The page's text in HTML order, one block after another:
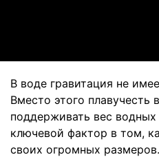
В воде гравитация не
Вместо этого плавучесть
поддерживать вес
ключевой фактор в том,
своих огромных размеров.